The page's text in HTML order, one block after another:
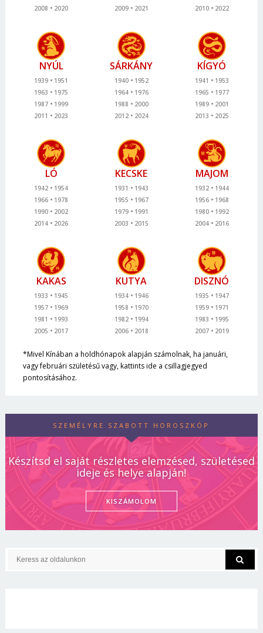
2008
2020
2009
2021
2010
2022
NYÚL
1939
1951
1963
1975
1987
1999
2011
2023
SÁRKÁNY
1940
1952
1964
1976
1988
2000
2012
2024
KÍGYÓ
1941
1953
1965
1977
1989
2001
2013
2025
LÓ
1942
1954
1966
1978
1990
2002
2014
2026
KECSKE
1931
1943
1955
1967
1979
1991
2003
2015
MAJOM
1932
1944
1956
1968
1980
1992
2004
2016
KAKAS
1933
1945
1957
1969
1981
1993
2005
2017
KUTYA
1934
1946
1958
1970
1982
1994
2006
2018
DISZNÓ
1935
1947
1959
1971
1983
1995
2007
2019
*Mivel Kínában a holdhónapok alapján számolnak, ha januári,
vagy februári születésű vagy, kattints ide a csillagjegyed
pontosításához.
SZEMÉLYRE SZABOTT HOROSZKÓP
Készítsd el saját részletes elemzésed, születésed
ideje és helye alapján!
KISZÁMOLOM